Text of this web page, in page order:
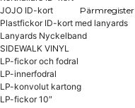
Pärmregister
JOJO ID-kort
Plastfickor ID-kort med lanyards
Lanyards Nyckelband
SIDEWALK VINYL
LP-fickor och fodral
LP-innerfodral
LP-konvolut kartong
LP-fickor 10″